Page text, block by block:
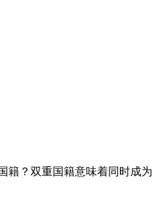
籍？双重国籍意味着同时成为